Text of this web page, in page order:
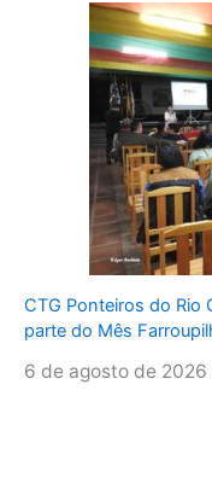
CTG Ponteiros do Rio
parte do Mês
6 de agosto de 2026